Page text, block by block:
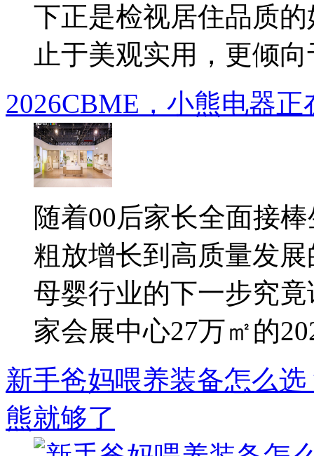
下正是检视居住品质
止于美观实用，更倾向
2026CBME，小熊电器
随着00后家长全面接
粗放增长到高质量发
母婴行业的下一步究
家会展中心27万㎡的
新手爸妈喂养装备怎么
熊就够了